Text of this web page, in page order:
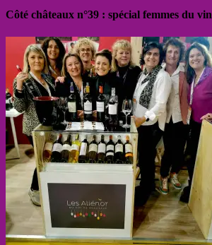
Côté châteaux n°39 : spécial femmes du vin